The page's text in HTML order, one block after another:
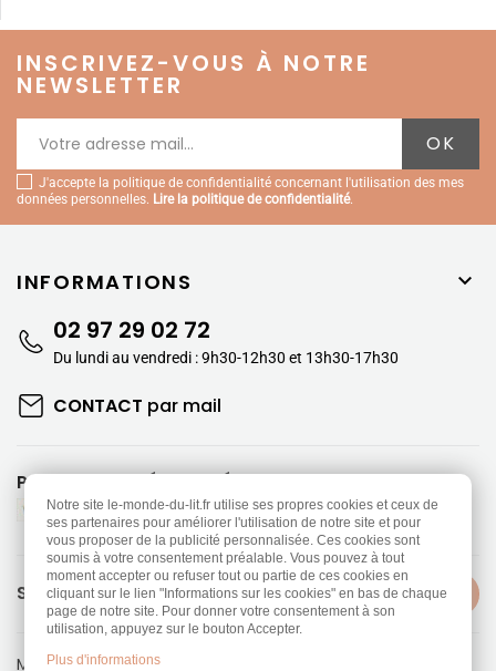
INSCRIVEZ-VOUS À NOTRE
NEWSLETTER
J'accepte la politique de confidentialité concernant l'utilisation des mes
données personnelles. Lire la politique de confidentialité.
INFORMATIONS 
02 97 29 02 72
Du lundi au vendredi : 9h30-12h30 et 13h30-17h30
CONTACT par mail
PAIEMENTS SÉCURISÉS
SUIVEZ-NOUS
Mentions légales-
Notre site le-monde-du-lit.fr utilise ses propres cookies et ceux de
ses partenaires pour améliorer l'utilisation de notre site et pour
vous proposer de la publicité personnalisée. Ces cookies sont
soumis à votre consentement préalable. Vous pouvez à tout
moment accepter ou refuser tout ou partie de ces cookies en
cliquant sur le lien "Informations sur les cookies" en bas de chaque
page de notre site. Pour donner votre consentement à son
utilisation, appuyez sur le bouton Accepter.
Plus d'informations